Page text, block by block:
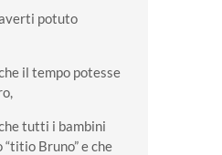
potuto
il tempo potesse
tutti i bambini
Bruno” e che